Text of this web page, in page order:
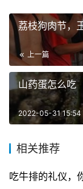
荔枝狗肉节，
上一篇
山药蛋怎么吃
2022-05-31 15:54
相关推荐
吃牛排的礼仪，